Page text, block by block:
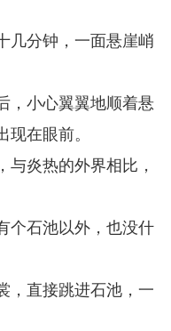
几分钟，一面悬崖峭
，小心翼翼地顺着悬
在眼前。
与炎热的外界相比，
个石池以外，也没什
，直接跳进石池，一